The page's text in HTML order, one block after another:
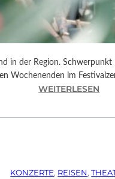
in der Region.
Wochenenden im
WEITERLESEN
U
R
KONZERTE, REISEN,